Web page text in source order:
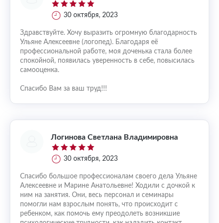
30 октября, 2023
Здравствуйте. Хочу выразить огромную благодарность
Ульяне Алексеевне (логопед). Благодаря её
профессиональной работе, моя доченька стала более
спокойной, появилась уверенность в себе, повысилась
самооценка.
Спасибо Вам за ваш труд!!!
Логинова Светлана Владимировна
30 октября, 2023
Спасибо большое профессионалам своего дела Ульяне
Алексеевне и Марине Анатольевне! Ходили с дочкой к
ним на занятия. Они, весь персонал и семинары
помогли нам взрослым понять, что происходит с
ребенком, как помочь ему преодолеть возникшие